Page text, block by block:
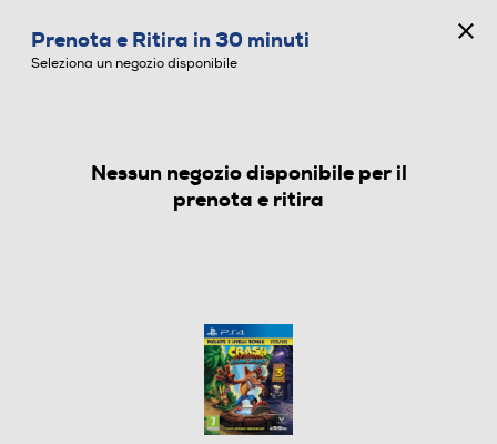
GIOCHI SONY PS4
Prenota e Ritira in 30 minuti
Seleziona un negozio disponibile
Nessun negozio disponibile per il
prenota e ritira